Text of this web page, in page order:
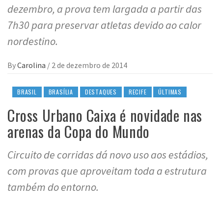
dezembro, a prova tem largada a partir das
7h30 para preservar atletas devido ao calor
nordestino.
ByCarolina / 2 de dezembro de 2014
BRASIL BRASÍLIA DESTAQUES RECIFE ÚLTIMAS
Cross Urbano Caixa é novidade nas
arenas da Copa do Mundo
Circuito de corridas dá novo uso aos estádios,
com provas que aproveitam toda a estrutura
também do entorno.